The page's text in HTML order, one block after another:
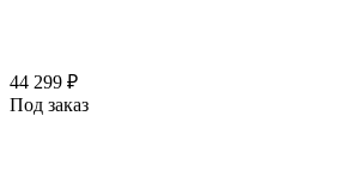
44 299 ₽
Под заказ